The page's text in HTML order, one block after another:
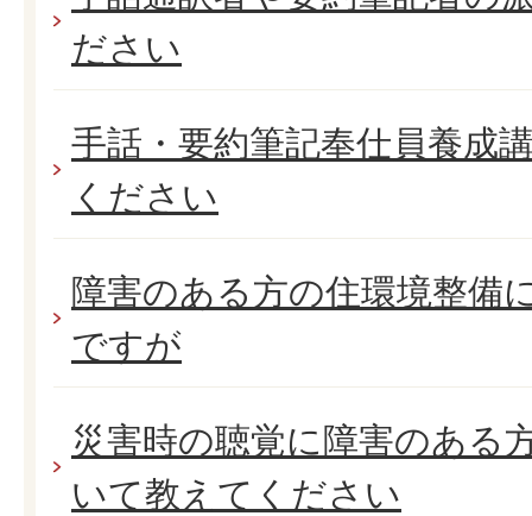
ださい
手話・要約筆記奉仕員養成
ください
障害のある方の住環境整備
ですが
災害時の聴覚に障害のある
いて教えてください